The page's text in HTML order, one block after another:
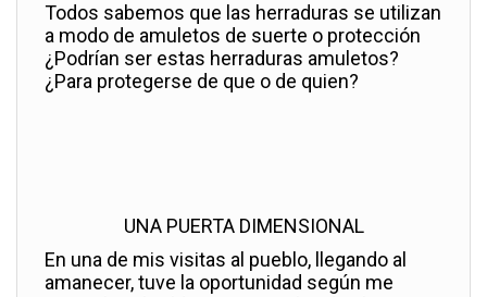
Todos sabemos que las herraduras se utilizan
a modo de amuletos de suerte o protección
¿Podrían ser estas herraduras amuletos?
¿Para protegerse de que o de quien?
UNA PUERTA DIMENSIONAL
En una de mis visitas al pueblo, llegando al
amanecer, tuve la oportunidad según me